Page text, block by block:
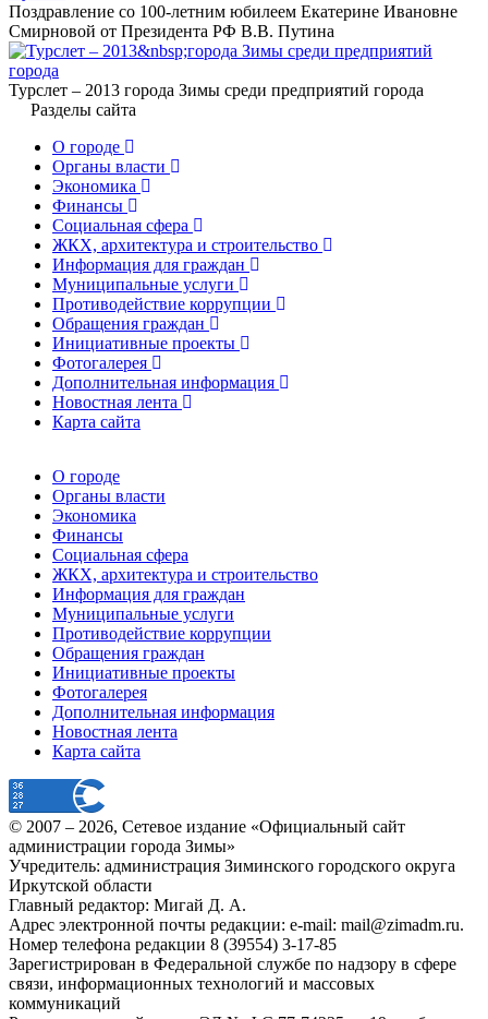
Поздравление со 100-летним юбилеем Екатерине Ивановне
Смирновой от Президента РФ В.В. Путина
Турслет – 2013 города Зимы среди предприятий города
Разделы сайта
О городе
Органы власти
Экономика
Финансы
Социальная сфера
ЖКХ, архитектура и строительство
Информация для граждан
Муниципальные услуги
Противодействие коррупции
Обращения граждан
Инициативные проекты
Фотогалерея
Дополнительная информация
Новостная лента
Карта сайта
О городе
Органы власти
Экономика
Финансы
Социальная сфера
ЖКХ, архитектура и строительство
Информация для граждан
Муниципальные услуги
Противодействие коррупции
Обращения граждан
Инициативные проекты
Фотогалерея
Дополнительная информация
Новостная лента
Карта сайта
© 2007 – 2026, Сетевое издание «Официальный сайт
администрации города Зимы»
Учредитель: администрация Зиминского городского округа
Иркутской области
Главный редактор: Мигай Д. А.
Адрес электронной почты редакции: e-mail: mail@zimadm.ru.
Номер телефона редакции 8 (39554) 3-17-85
Зарегистрирован в Федеральной службе по надзору в сфере
связи, информационных технологий и массовых
коммуникаций